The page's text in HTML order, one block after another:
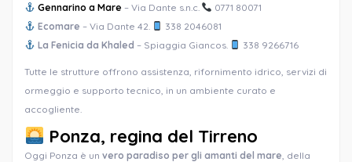
Gennarino a Mare – Via Dante s.n.c.
0771 80071
Ecomare – Via Dante 42.
338 2046081
La Fenicia da Khaled – Spiaggia Giancos. 338 9266716
Tutte le strutture offrono assistenza, rifornimento idrico, servizi di
ormeggio e supporto tecnico, in un ambiente curato e
accogliente.
Ponza, regina del Tirreno
Oggi Ponza è un vero paradiso per gli amanti del mare , della